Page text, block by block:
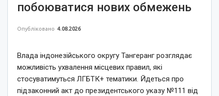
побоюватися нових обмежень
Опубліковано 4.08.2026
Влада індонезійського округу Тангеранг розглядає
можливість ухвалення місцевих правил, які
стосуватимуться ЛГБТК+ тематики. Йдеться про
підзаконний акт до президентського указу №111 від